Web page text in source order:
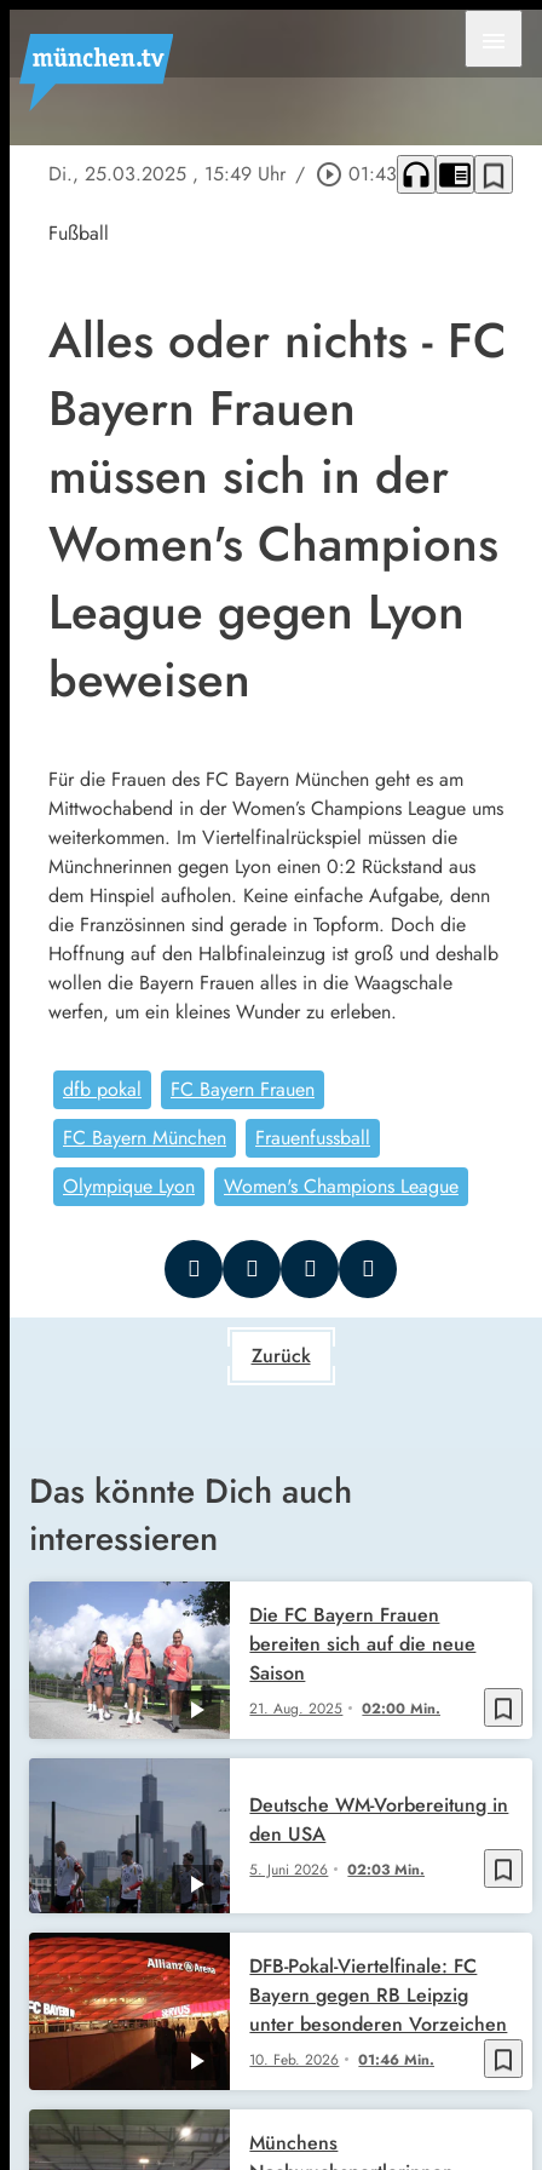
Di., 25.03.2025 , 15:49 Uhr / play_circle_outline 01:43 headphones chrome_reader_mode bookmark_border
Fußball
Alles oder nichts - FC
Bayern Frauen
müssen sich in der
Women's Champions
League gegen Lyon
beweisen
Für die Frauen des FC Bayern München geht es am
Mittwochabend in der Women’s Champions League ums
weiterkommen. Im Viertelfinalrückspiel müssen die
Münchnerinnen gegen Lyon einen 0:2 Rückstand aus
dem Hinspiel aufholen. Keine einfache Aufgabe, denn
die Französinnen sind gerade in Topform. Doch die
Hoffnung auf den Halbfinaleinzug ist groß und deshalb
wollen die Bayern Frauen alles in die Waagschale
werfen, um ein kleines Wunder zu erleben.
dfb pokal
FC Bayern Frauen
FC Bayern München
Frauenfussball
Olympique Lyon
Women's Champions League
Zurück
Das könnte Dich auch
interessieren
bookmark_border
21. Aug. 2025 02:00 Min.
Die FC Bayern Frauen
bereiten sich auf die neue
Saison
bookmark_border
5. Juni 2026 02:03 Min.
Deutsche WM-Vorbereitung in
den USA
bookmark_border
10. Feb. 2026 01:46 Min.
DFB-Pokal-Viertelfinale: FC
Bayern gegen RB Leipzig
unter besonderen Vorzeichen
Münchens